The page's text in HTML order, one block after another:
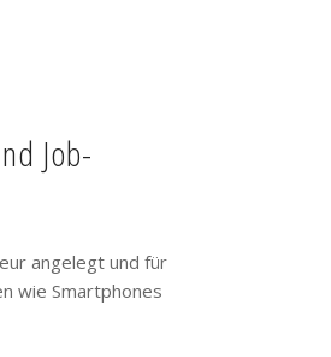
Job-
angelegt und für
wie Smartphones